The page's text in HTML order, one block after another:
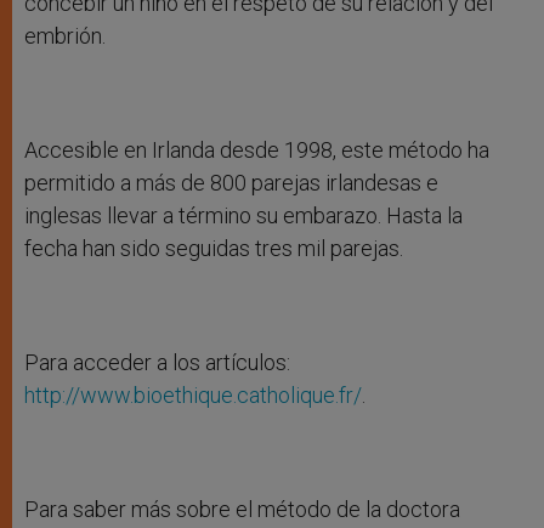
embrión.
Accesible en Irlanda desde 1998, este método ha
permitido a más de 800 parejas irlandesas e
inglesas llevar a término su embarazo. Hasta la
fecha han sido seguidas tres mil parejas.
Para acceder a los artículos:
http://www.bioethique.catholique.fr/.
Para saber más sobre el método de la doctora